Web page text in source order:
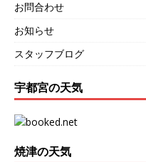
お問合わせ
お知らせ
スタッフブログ
宇都宮の天気
焼津の天気